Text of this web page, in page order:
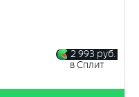
2 993 руб.
в Сплит